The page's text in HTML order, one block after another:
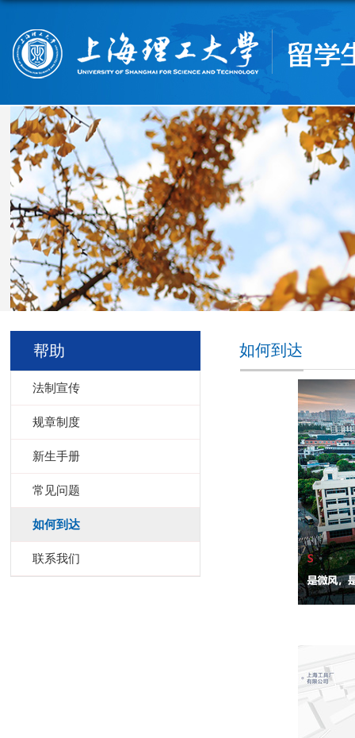
帮助
法制宣传
规章制度
新生手册
常见问题
如何到达
联系我们
如何到达